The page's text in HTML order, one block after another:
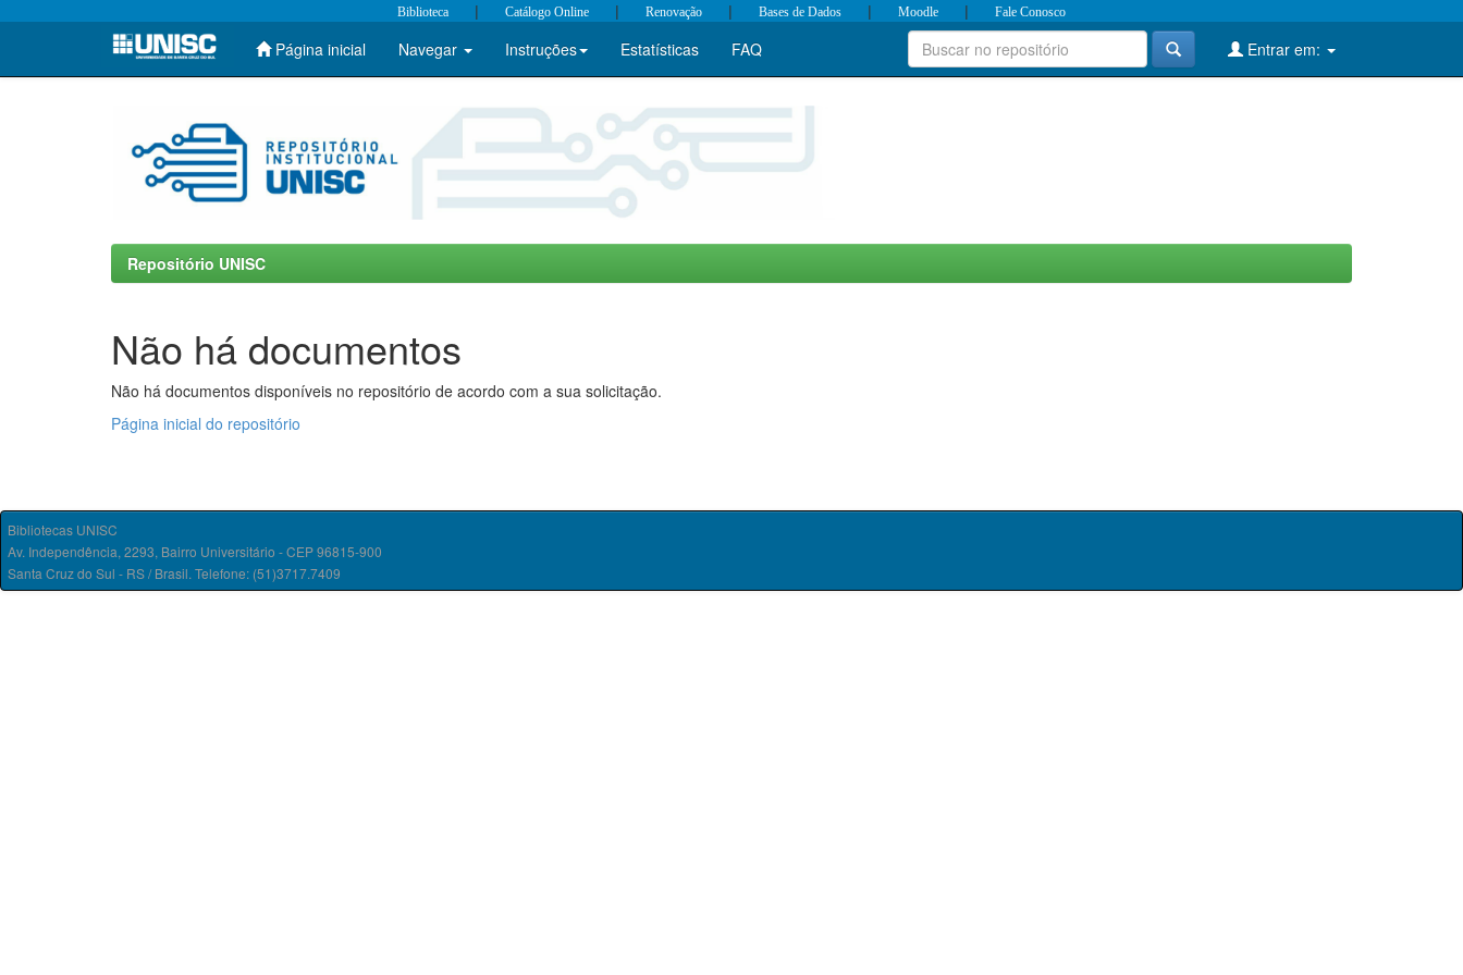
Skip
Biblioteca | Catálogo Online | Renovação | Bases de Dados | Moodle | Fale Conosco
Página inicial Navegar Instruções Estatísticas FAQ Entrar em:
Repositório UNISC
Não há documentos
Não há documentos disponíveis no repositório de acordo com a sua solicitação.
Página inicial do repositório
Bibliotecas UNISC
Av. Independência, 2293, Bairro Universitário - CEP 96815-900
Santa Cruz do Sul - RS / Brasil. Telefone: (51)3717.7409